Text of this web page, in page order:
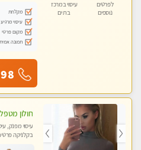
לפרטים
נוספים
עיסוי במרכז
בת ים
מקלחת
עיסוי מרגיע
מקום פרטי
תמונה
עיסוי מפנק,
בקלניקה